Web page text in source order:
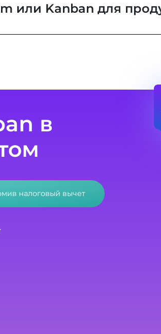
или Kanban для
в
налоговый вычет